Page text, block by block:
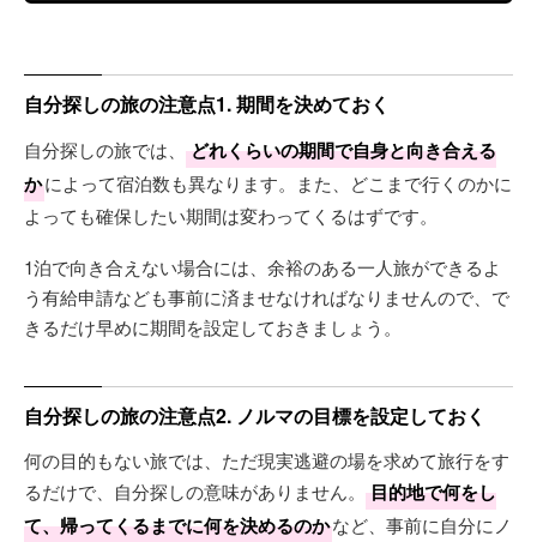
自分探しの旅の注意点1. 期間を決めておく
自分探しの旅では、
どれくらいの期間で自身と向き合える
かによって宿泊数も異なります。また、どこまで行くのかに
よっても確保したい期間は変わってくるはずです。
1泊で向き合えない場合には、余裕のある一人旅ができるよ
う有給申請なども事前に済ませなければなりませんので、で
きるだけ早めに期間を設定しておきましょう。
自分探しの旅の注意点2. ノルマの目標を設定しておく
何の目的もない旅では、ただ現実逃避の場を求めて旅行をす
るだけで、自分探しの意味がありません。
目的地で何をし
て、帰ってくるまでに何を決めるのかなど、事前に自分にノ